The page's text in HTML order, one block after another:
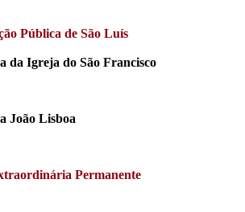
Pública de São Luís
da Igreja do São Francisco
João Lisboa
Permanente